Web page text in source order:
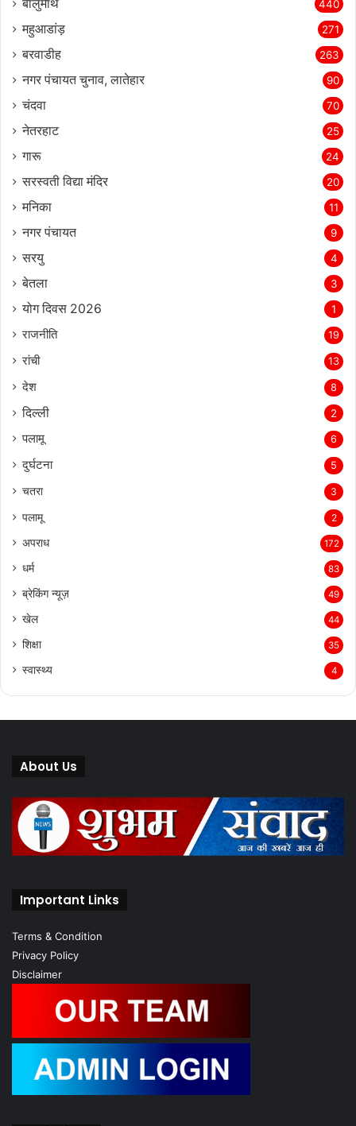
बालुमाथ 440
महुआडांड़ 271
बरवाडीह 263
नगर पंचायत चुनाव, लातेहार 90
चंदवा 70
नेतरहाट 25
गारू 24
सरस्‍वती विद्या मंदिर 20
मनिका 11
नगर पंचायत 9
सरयु 4
बेतला 3
योग दिवस 2026 1
राजनीति 19
रांची 13
देश 8
दिल्‍ली 2
पलामू 6
दुर्घटना 5
चतरा 3
पलामू 2
अपराध 172
धर्म 83
ब्रेकिंग न्यूज़ 49
खेल 44
शिक्षा 35
स्वास्थ्य 4
About Us
Important Links
Terms & Condition
Privacy Policy
Disclaimer